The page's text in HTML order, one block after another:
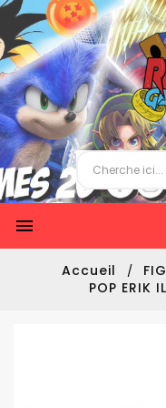

Accueil
POP ERIK